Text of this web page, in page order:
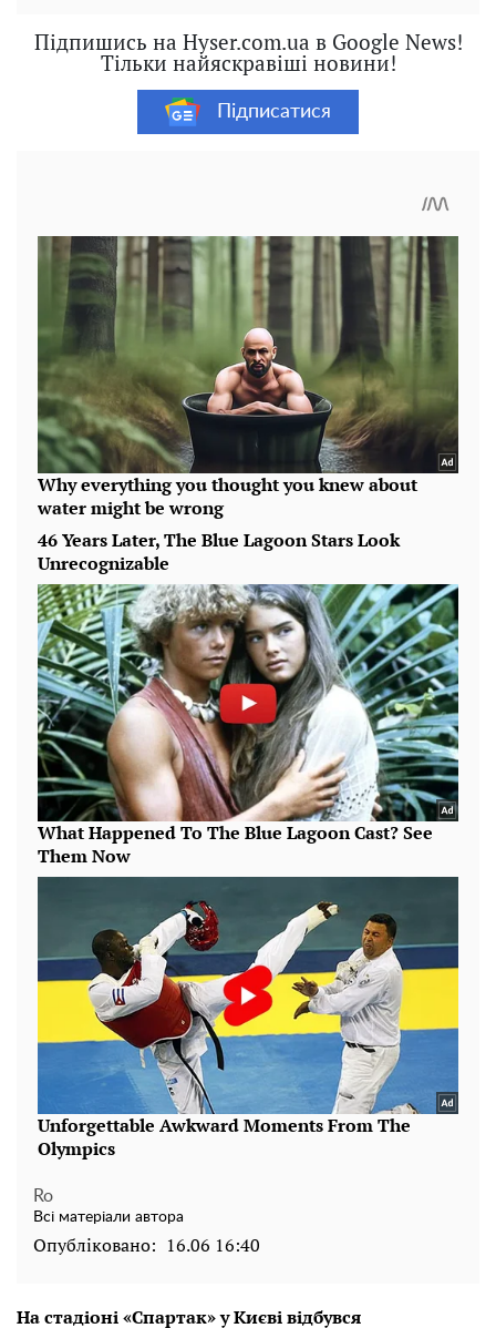
Підпишись на Hyser.com.ua в Google News!
Тільки найяскравіші новини!
Підписатися
Ro
Всі матеріали автора
Опубліковано: 16.06 16:40
На стадіоні «Спартак» у Києві відбувся